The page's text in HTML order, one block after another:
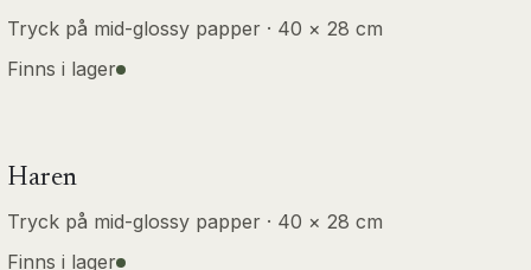
Tryck på mid-glossy papper · 40 × 28 cm
Finns i lager
Haren
Tryck på mid-glossy papper · 40 × 28 cm
Finns i lager